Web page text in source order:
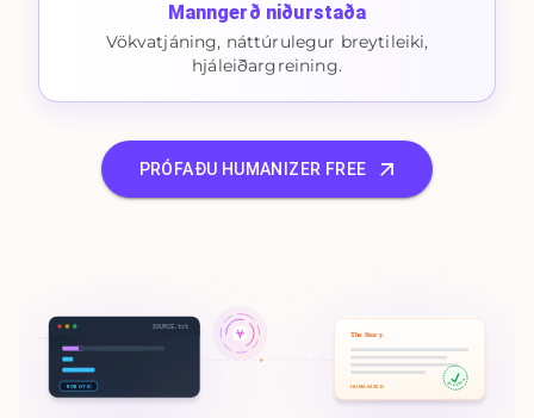
Manngerð niðurstaða
Vökvatjáning, náttúrulegur breytileiki,
hjáleiðargreining.
PRÓFAÐU HUMANIZER FREE
SOURCE.txt
ROBOTIC
The Story.
100% HUMAN
HUMANIZED